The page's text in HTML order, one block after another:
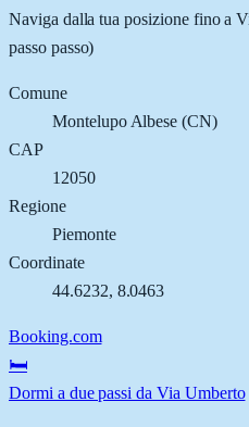
Naviga dalla tua posizione fino a
passo passo)
Comune
Montelupo Albese (CN)
CAP
12050
Regione
Piemonte
Coordinate
44.6232, 8.0463
Booking.com
🛏️
Dormi a due passi da Via Umberto